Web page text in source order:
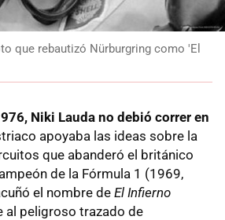
que rebautizó Nürburgring como 'El
Niki Lauda no debió correr en
apoyaba las ideas sobre la
que abanderó el británico
de la Fórmula 1 (1969,
el nombre de El Infierno
al peligroso trazado de